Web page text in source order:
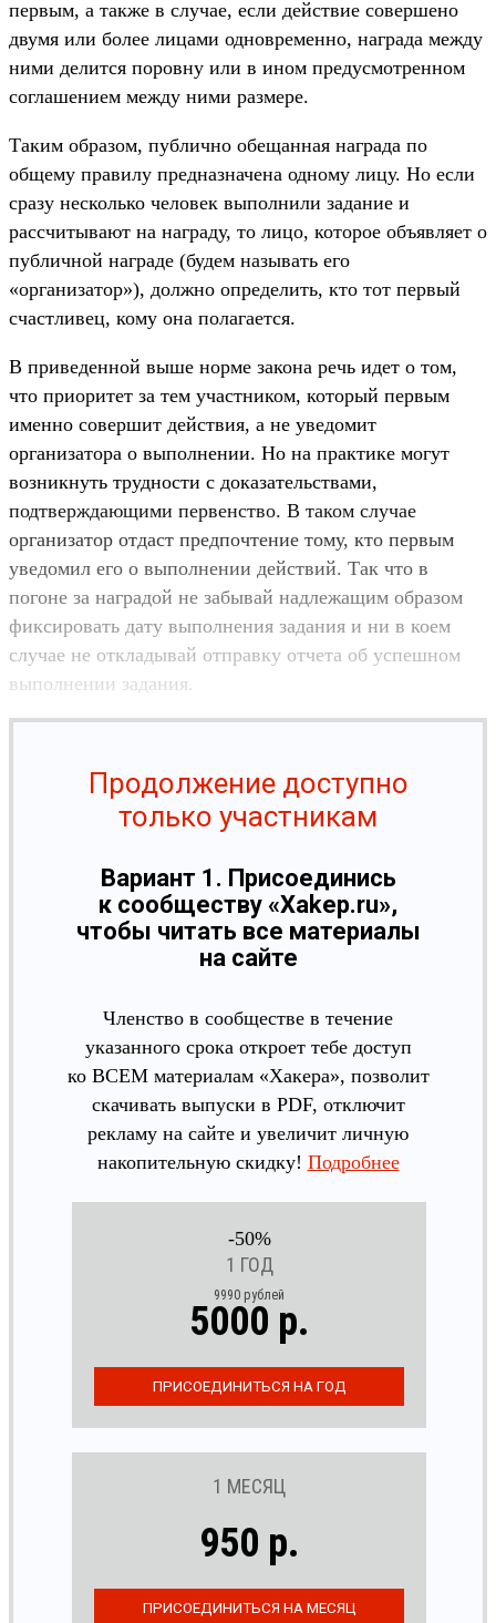
первым, а также в случае, если действие совершено
двумя или более лицами одновременно, награда между
ними делится поровну или в ином предусмотренном
соглашением между ними размере.
Таким образом, публично обещанная награда по
общему правилу предназначена одному лицу. Но если
сразу несколько человек выполнили задание и
рассчитывают на награду, то лицо, которое объявляет о
публичной награде (будем называть его
«организатор»), должно определить, кто тот первый
счастливец, кому она полагается.
В приведенной выше норме закона речь идет о том,
что приоритет за тем участником, который первым
именно совершит действия, а не уведомит
организатора о выполнении. Но на практике могут
возникнуть трудности с доказательствами,
подтверждающими первенство. В таком случае
организатор отдаст предпочтение тому, кто первым
уведомил его о выполнении действий. Так что в
погоне за наградой не забывай надлежащим образом
фиксировать дату выполнения задания и ни в коем
случае не откладывай отправку отчета об успешном
выполнении задания.
Продолжение доступно
только участникам
Вариант 1. Присоединись
к сообществу «Xakep.ru»,
чтобы читать все материалы
на сайте
Членство в сообществе в течение
указанного срока откроет тебе доступ
ко ВСЕМ материалам «Хакера», позволит
скачивать выпуски в PDF, отключит
рекламу на сайте и увеличит личную
накопительную скидку! Подробнее
-50%
1 ГОД
9990 рублей
5000 р.
1 МЕСЯЦ
950 р.